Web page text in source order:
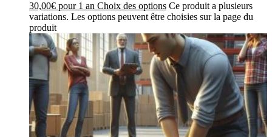
30,00€ pour 1 an Choix des options Ce produit a plusieurs
variations. Les options peuvent être choisies sur la page du
produit